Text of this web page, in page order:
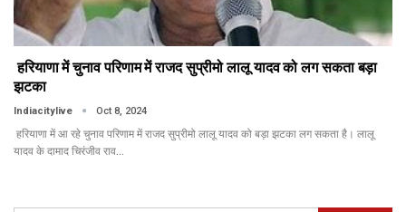
हरियाणा में चुनाव परिणाम में राजद सुप्रीमो लालू यादव को लग सकता बड़ा
झटका
Indiacitylive Oct 8, 2024
हरियाणा में आ रहे चुनाव परिणाम में राजद सुप्रीमो लालू यादव को बड़ा झटका लग सकता है। लालू
यादव के दामाद चिरंजीव राव…